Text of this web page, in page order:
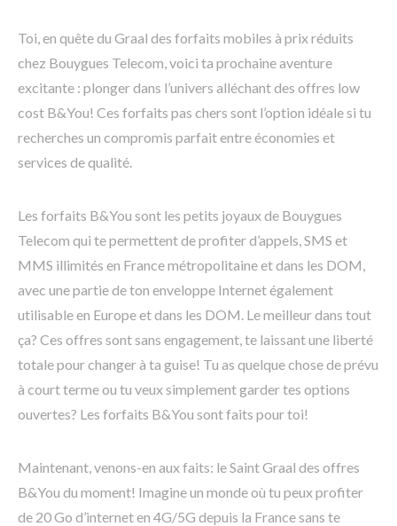
Toi, en quête du Graal des forfaits mobiles à prix réduits
chez Bouygues Telecom, voici ta prochaine aventure
excitante : plonger dans l’univers alléchant des offres low
cost B&You! Ces forfaits pas chers sont l’option idéale si tu
recherches un compromis parfait entre économies et
services de qualité.
Les forfaits B&You sont les petits joyaux de Bouygues
Telecom qui te permettent de profiter d’appels, SMS et
MMS illimités en France métropolitaine et dans les DOM,
avec une partie de ton enveloppe Internet également
utilisable en Europe et dans les DOM. Le meilleur dans tout
ça? Ces offres sont sans engagement, te laissant une liberté
totale pour changer à ta guise! Tu as quelque chose de prévu
à court terme ou tu veux simplement garder tes options
ouvertes? Les forfaits B&You sont faits pour toi!
Maintenant, venons-en aux faits: le Saint Graal des offres
B&You du moment! Imagine un monde où tu peux profiter
de 20 Go d’internet en 4G/5G depuis la France sans te